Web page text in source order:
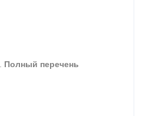
Полный перечень